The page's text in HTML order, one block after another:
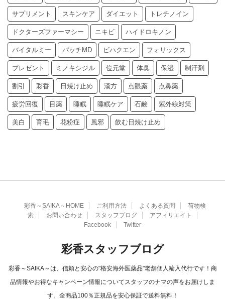
サプリメント スキンケア ダイエット トレチノイン
ドクターズファーマシー ニキビ ハイドロキノン
バイタルミー パッチMD ビハクエン フォリックス
プレゼント ミノキシジル 位元堂 体臭 保湿 制汗剤
割引 彩香 日焼け止め 漢方 点眼薬 点鼻薬
疲労回復 目薬 睡眠 睡眠ケア 石鹸 紫外線対策
美白 育毛 花粉症 風邪 飲む日焼け止め
彩香～SAIKA～HOME ご利用方法 よくある質問
荷物検
索
お問い合わせ スタッフブログ
アフィリエイト
Facebook
Twitter
彩香スタッフブログ
彩香～SAIKA～は、信頼と安心の"格安海外医薬品"老舗個人輸入代行です！商
品情報やお得なキャンペーン情報についてスタッフのナマの声をお届けしま
す。全商品100％正規品を安心保証で送料無料！